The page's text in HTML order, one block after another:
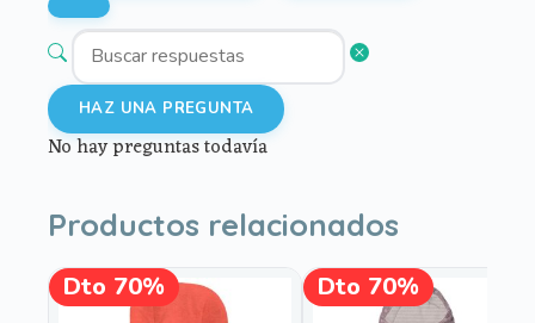
HAZ UNA PREGUNTA
No hay preguntas todavía
Productos relacionados
Dto 70%
¡OFERTA!
Este
producto
Dto 70%
¡OFERTA!